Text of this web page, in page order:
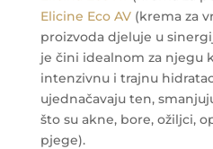
Elicine Eco AV(krema za
proizvoda djeluje u
je čini idealnom za njegu
intenzivnu i trajnu
ujednačavaju ten,
što su akne, bore, ožiljci,
pjege).